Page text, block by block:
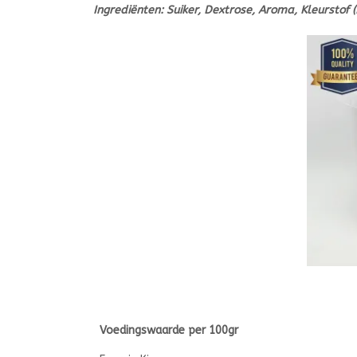
Ingrediënten: Suiker, Dextrose, Aroma, Kleurstof
Voedingswaarde per 100gr